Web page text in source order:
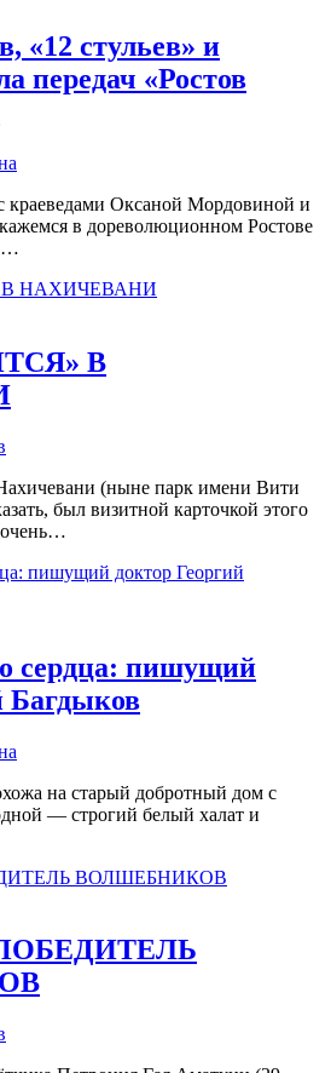
«12 стульев» и
передач «Ростов
краеведами Оксаной Мордовиной и
в дореволюционном Ростове
В
(ныне парк имени Вити
был визитной карточкой этого
очень…
сердца: пишущий
Багдыков
на старый добротный дом с
— строгий белый халат и